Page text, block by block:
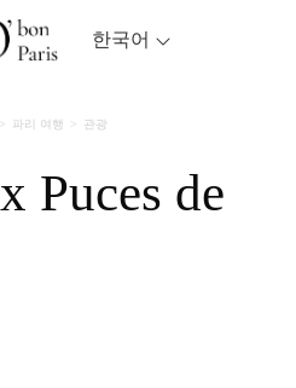
한국어
파리 여행 관광